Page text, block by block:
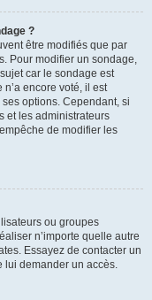
?
être modifiés que par
Pour modifier un sondage,
car le sondage est
encore voté, il est
options. Cependant, si
et les administrateurs
de modifier les
ou groupes
n’importe quelle autre
Essayez de contacter un
lui demander un accès.